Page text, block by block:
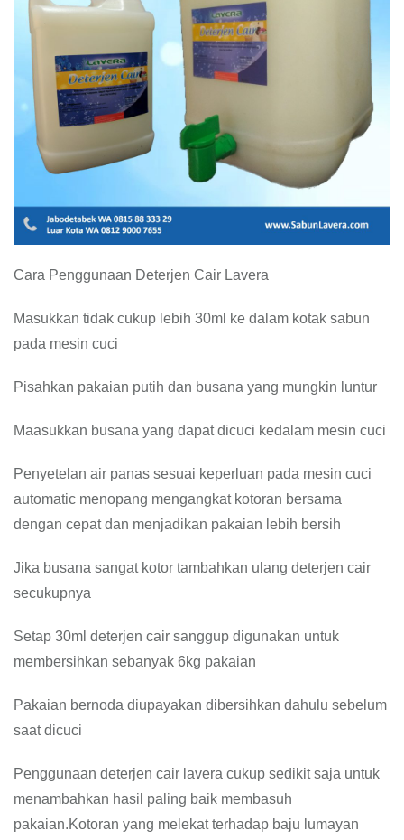
Cara Penggunaan Deterjen Cair Lavera
Masukkan tidak cukup lebih 30ml ke dalam kotak sabun
pada mesin cuci
Pisahkan pakaian putih dan busana yang mungkin luntur
Maasukkan busana yang dapat dicuci kedalam mesin cuci
Penyetelan air panas sesuai keperluan pada mesin cuci
automatic menopang mengangkat kotoran bersama
dengan cepat dan menjadikan pakaian lebih bersih
Jika busana sangat kotor tambahkan ulang deterjen cair
secukupnya
Setap 30ml deterjen cair sanggup digunakan untuk
membersihkan sebanyak 6kg pakaian
Pakaian bernoda diupayakan dibersihkan dahulu sebelum
saat dicuci
Penggunaan deterjen cair lavera cukup sedikit saja untuk
menambahkan hasil paling baik membasuh
pakaian.Kotoran yang melekat terhadap baju lumayan